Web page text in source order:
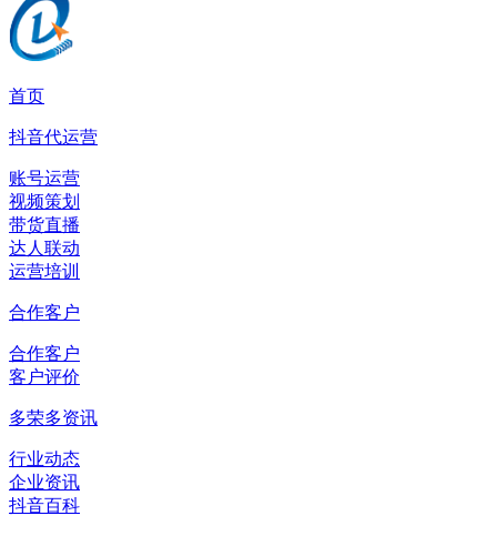
首页
抖音代运营
账号运营
视频策划
带货直播
达人联动
运营培训
合作客户
合作客户
客户评价
多荣多资讯
行业动态
企业资讯
抖音百科